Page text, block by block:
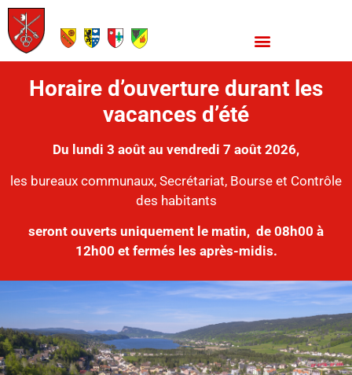
Horaire d’ouverture durant les
vacances d’été
Du lundi 3 août au vendredi 7 août 2026,
les bureaux communaux, Secrétariat, Bourse et Contrôle
des habitants
seront ouverts uniquement le matin, de 08h00 à
12h00 et fermés les après-midis.